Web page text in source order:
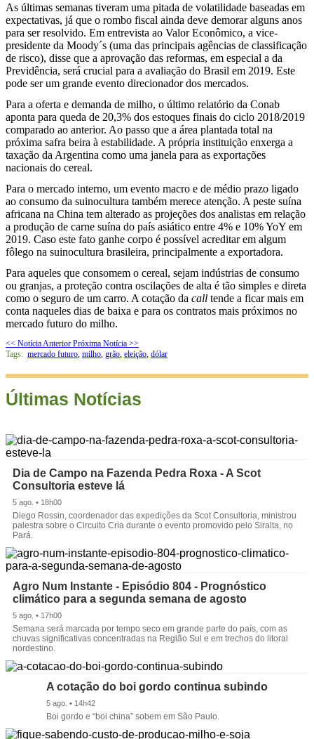
As últimas semanas tiveram uma pitada de volatilidade baseadas em
expectativas, já que o rombo fiscal ainda deve demorar alguns anos
para ser resolvido. Em entrevista ao Valor Econômico, a vice-
presidente da Moody´s (uma das principais agências de classificação
de risco), disse que a aprovação das reformas, em especial a da
Previdência, será crucial para a avaliação do Brasil em 2019. Este
pode ser um grande evento direcionador dos mercados.
Para a oferta e demanda de milho, o último relatório da Conab
aponta para queda de 20,3% dos estoques finais do ciclo 2018/2019
comparado ao anterior. Ao passo que a área plantada total na
próxima safra beira à estabilidade. A própria instituição enxerga a
taxação da Argentina como uma janela para as exportações
nacionais do cereal.
Para o mercado interno, um evento macro e de médio prazo ligado
ao consumo da suinocultura também merece atenção. A peste suína
africana na China tem alterado as projeções dos analistas em relação
a produção de carne suína do país asiático entre 4% e 10% YoY em
2019. Caso este fato ganhe corpo é possível acreditar em algum
fôlego na suinocultura brasileira, principalmente a exportadora.
Para aqueles que consomem o cereal, sejam indústrias de consumo
ou granjas, a proteção contra oscilações de alta é tão simples e direta
como o seguro de um carro. A cotação da call tende a ficar mais em
conta naqueles dias de baixa e para os contratos mais próximos no
mercado futuro do milho.
<< Notícia Anterior Próxima Notícia >>
Tags: mercado futuro, milho, grão, eleição, dólar
Últimas Notícias
Dia de Campo na Fazenda Pedra Roxa - A Scot
Consultoria esteve lá
5 ago. • 18h00
Diego Rossin, coordenador das expedições da Scot Consultoria, ministrou
palestra sobre o Circuito Cria durante o evento promovido pelo Siralta, no
Pará.
Agro Num Instante - Episódio 804 - Prognóstico
climático para a segunda semana de agosto
5 ago. • 17h00
Semana será marcada por tempo seco em grande parte do país, com as
chuvas significativas concentradas na Região Sul e em trechos do litoral
nordestino.
A cotação do boi gordo continua subindo
5 ago. • 14h42
Boi gordo e “boi china” sobem em São Paulo.